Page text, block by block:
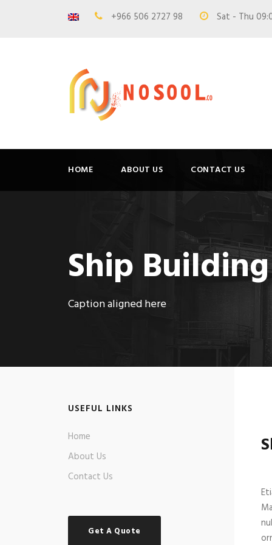
+966 506 2727 98 Sat - Thu
HOME ABOUT US CONTACT US
Ship
Caption aligned here
USEFUL LINKS
Home
About Us
Contact Us
Get A Quote